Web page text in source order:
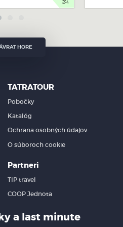
oddychom
zaplávať si
zážitkom,
lode.
Elenite a strediska Sveti Vlas.
neobmedzenú
nápojov. Obed, ktorý je
z predjedla,
HORE
TATRATOUR
Pobočky
Katalóg
Ochrana osobných údajov
O súboroch cookie
Partneri
TIP travel
COOP Jednota
a last minute